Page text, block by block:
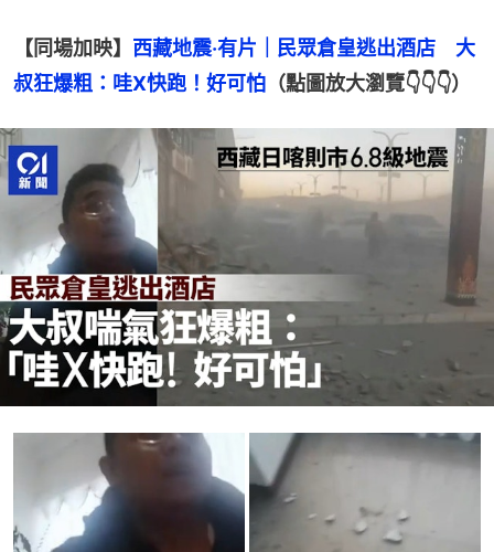
【同場加映】 西藏地震‧有片｜民眾倉皇逃出酒店　大
叔狂爆粗：哇X快跑！好可怕 （點圖放大瀏覽👇👇👇）